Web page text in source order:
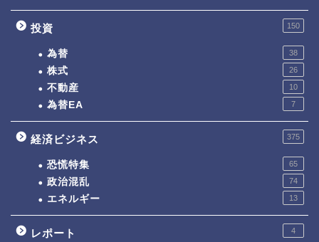
投資 150
為替 38
株式 26
不動産 10
為替EA 7
経済ビジネス 375
恐慌特集 65
政治混乱 74
エネルギー 13
レポート 4